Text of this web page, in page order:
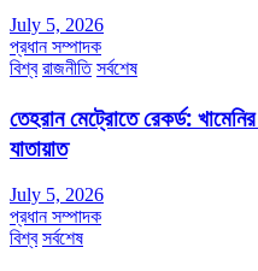
July 5, 2026
প্রধান সম্পাদক
বিশ্ব রাজনীতি সর্বশেষ
তেহরান মেট্রোতে রেকর্ড:
যাতায়াত
July 5, 2026
প্রধান সম্পাদক
বিশ্ব সর্বশেষ